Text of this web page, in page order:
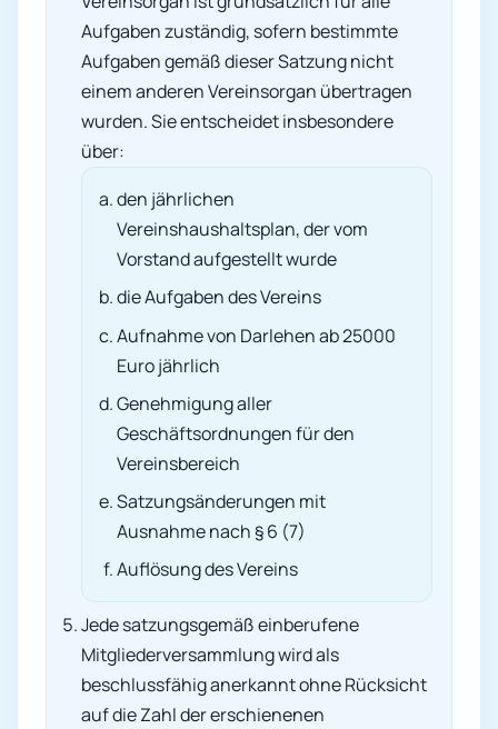
Aufgaben zuständig, sofern bestimmte
Aufgaben gemäß dieser Satzung nicht
einem anderen Vereinsorgan übertragen
wurden. Sie entscheidet insbesondere
über:
den jährlichen
Vereinshaushaltsplan, der vom
Vorstand aufgestellt wurde
die Aufgaben des Vereins
Aufnahme von Darlehen ab 25000
Euro jährlich
Genehmigung aller
Geschäftsordnungen für den
Vereinsbereich
Satzungsänderungen mit
Ausnahme nach § 6 (7)
Auflösung des Vereins
Jede satzungsgemäß einberufene
Mitgliederversammlung wird als
beschlussfähig anerkannt ohne Rücksicht
auf die Zahl der erschienenen